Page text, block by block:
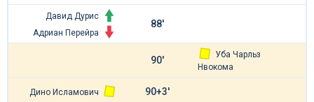
Давид Дурис
Адриан Перейра
88'
90'
Уба Чарльз
Нвокома
Дино Исламович 90+3'